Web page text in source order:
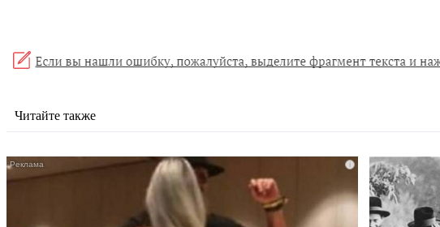
Читайте также
i